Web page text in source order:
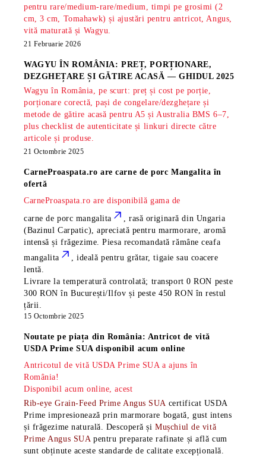
pentru rare/medium-rare/medium, timpi pe grosimi (2
cm, 3 cm, Tomahawk) și ajustări pentru antricot, Angus,
vită maturată și Wagyu.
21 Februarie 2026
WAGYU ÎN ROMÂNIA: PREȚ, PORȚIONARE,
DEZGHEȚARE ȘI GĂTIRE ACASĂ — GHIDUL 2025
Wagyu în România, pe scurt: preț și cost pe porție,
porționare corectă, pași de congelare/dezghețare și
metode de gătire acasă pentru A5 și Australia BMS 6–7,
plus checklist de autenticitate și linkuri directe către
articole și produse.
21 Octombrie 2025
CarneProaspata.ro arecarne de porc Mangalita în
ofertă
CarneProaspata.ro are disponibilă gama de
carne de porc mangalita
, rasă originară din Ungaria
(Bazinul Carpatic), apreciată pentru marmorare, aromă
intensă și frăgezime. Piesa recomandată rămâneceafa
mangalita
, ideală pentru grătar, tigaie sau coacere
lentă.
Livrare la temperatură controlată; transport 0 RON peste
300 RON în București/Ilfov și peste 450 RON în restul
țării.
15 Octombrie 2025
Noutate pe piața din România: Antricot de vită
USDA Prime SUA disponibil acum online
Antricotul de vită USDA Prime SUA a ajuns în
România!
Disponibil acum online, acest
Rib-eye Grain-Feed Prime Angus SUA certificat USDA
Prime impresionează prin marmorare bogată, gust intens
și frăgezime naturală. Descoperă șiMușchiul de vită
Prime Angus SUA pentru preparate rafinate și află cum
sunt obținute aceste standarde de calitate excepțională.